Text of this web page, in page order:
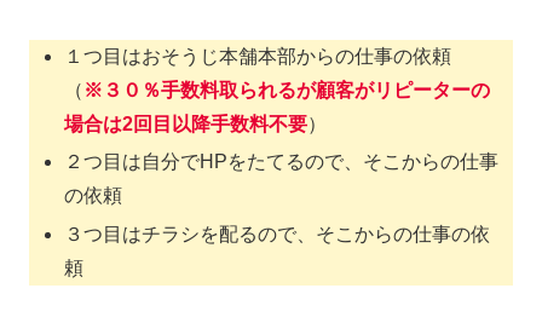
１つ目はおそうじ本舗本部からの仕事の依頼
（ ※３０％手数料取られるが顧客がリピーターの
場合は2回目以降手数料不要）
２つ目は自分でHPをたてるので、そこからの仕事
の依頼
３つ目はチラシを配るので、そこからの仕事の依
頼